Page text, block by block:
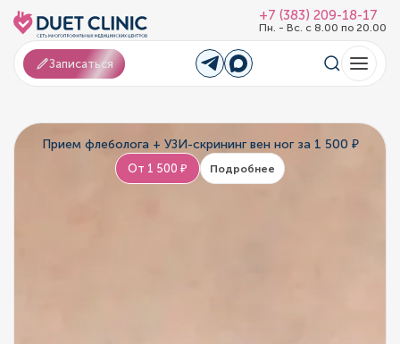
+7 (383) 209-18-17
Пн. - Вс. с 8.00 по 20.00
Записаться
Прием флеболога + УЗИ-скрининг вен ног за 1 500 ₽
От 1 500 ₽ Подробнее